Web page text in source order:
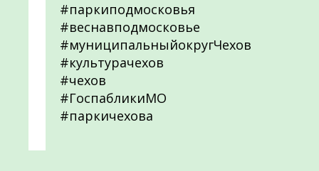
#паркиподмосковья
#веснавподмосковье
#муниципальныйокругЧехов
#культурачехов
#чехов
#ГоспабликиМО
#паркичехова